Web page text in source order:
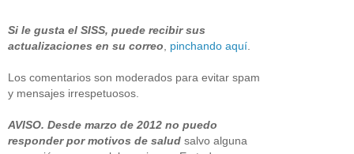
Si le gusta el SISS, puede recibir sus
actualizaciones en su correo, pinchando aquí.
Los comentarios son moderados para evitar spam
y mensajes irrespetuosos.
AVISO. Desde marzo de 2012 no puedo
responder por motivos de salud salvo alguna